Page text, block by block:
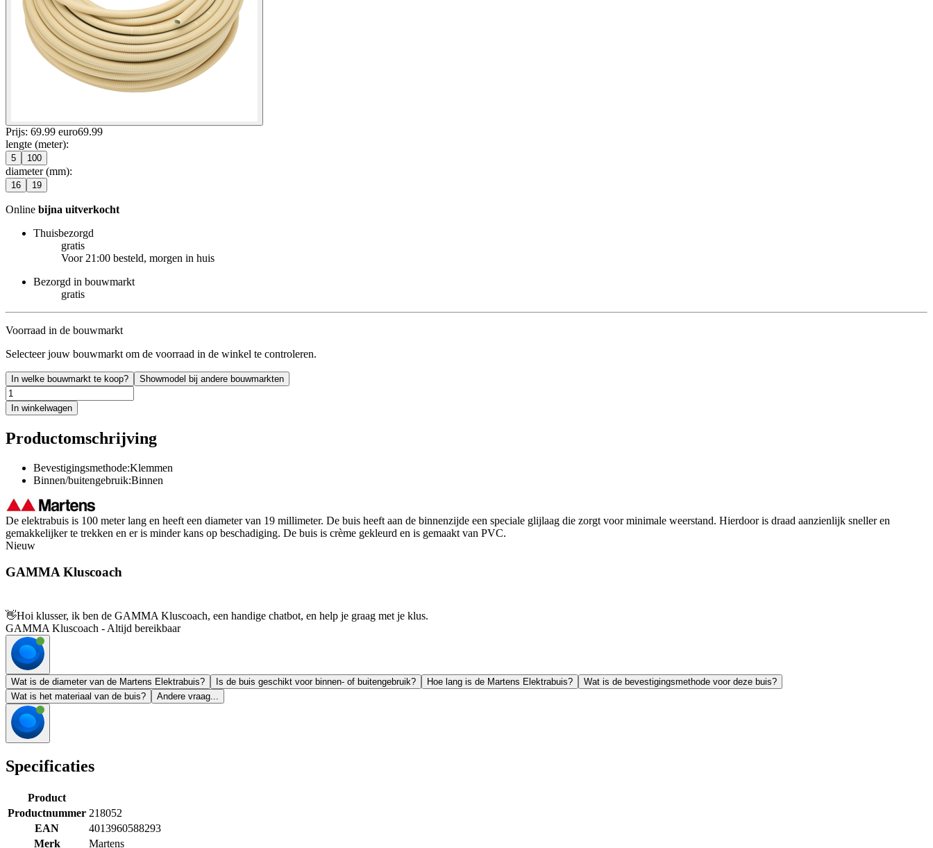
Prijs: 69.99 euro69.99
lengte (meter):
5 100
diameter (mm):
16 19
Online bijna uitverkocht
Thuisbezorgd
gratis
Voor 21:00 besteld, morgen in huis
Bezorgd in bouwmarkt
gratis
Voorraad in de bouwmarkt
Selecteer jouw bouwmarkt om de voorraad in de winkel te controleren.
In welke bouwmarkt te koop? Showmodel bij andere bouwmarkten
In winkelwagen
Productomschrijving
Bevestigingsmethode:Klemmen
Binnen/buitengebruik:Binnen
De elektrabuis is 100 meter lang en heeft een diameter van 19 millimeter. De buis heeft aan de binnenzijde een speciale glijlaag die zorgt voor minimale weerstand. Hierdoor is draad aanzienlijk sneller en
gemakkelijker te trekken en er is minder kans op beschadiging. De buis is crème gekleurd en is gemaakt van PVC.
Nieuw
GAMMA Kluscoach
👋Hoi klusser, ik ben de GAMMA Kluscoach, een handige chatbot, en help je graag met je klus.
GAMMA Kluscoach - Altijd bereikbaar
Wat is de diameter van de Martens Elektrabuis? Is de buis geschikt voor binnen- of buitengebruik? Hoe lang is de Martens Elektrabuis?
Wat is de bevestigingsmethode voor deze buis?
Wat is het materiaal van de buis?
Andere vraag...
Specificaties
Product
Productnummer 218052
EAN
4013960588293
Merk
Martens